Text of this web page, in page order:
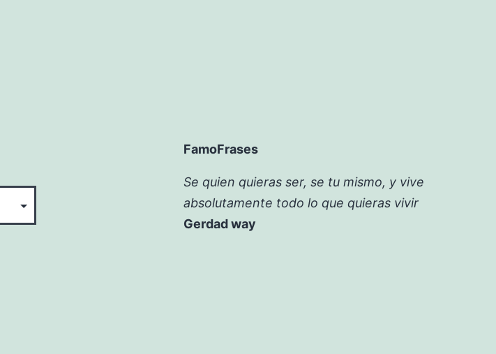
FamoFrases
Se quien quieras ser, se tu mismo, y vive
absolutamente todo lo que quieras vivir
Gerdad way